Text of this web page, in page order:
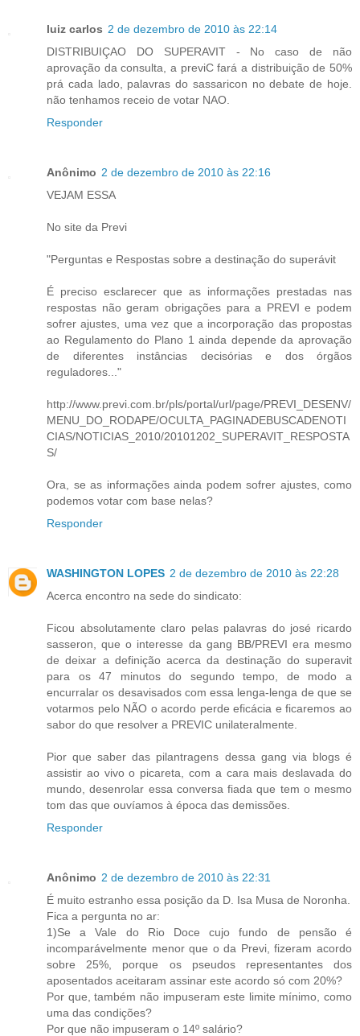
luiz carlos 2 de dezembro de 2010 às 22:14
DISTRIBUIÇAO DO SUPERAVIT - No caso de não
aprovação da consulta, a previC fará a distribuição de 50%
prá cada lado, palavras do sassaricon no debate de hoje.
não tenhamos receio de votar NAO.
Responder
Anônimo 2 de dezembro de 2010 às 22:16
VEJAM ESSA
No site da Previ
"Perguntas e Respostas sobre a destinação do superávit
É preciso esclarecer que as informações prestadas nas
respostas não geram obrigações para a PREVI e podem
sofrer ajustes, uma vez que a incorporação das propostas
ao Regulamento do Plano 1 ainda depende da aprovação
de diferentes instâncias decisórias e dos órgãos
reguladores..."
http://www.previ.com.br/pls/portal/url/page/PREVI_DESENV/
MENU_DO_RODAPE/OCULTA_PAGINADEBUSCADENOTI
CIAS/NOTICIAS_2010/20101202_SUPERAVIT_RESPOSTA
S/
Ora, se as informações ainda podem sofrer ajustes, como
podemos votar com base nelas?
Responder
WASHINGTON LOPES 2 de dezembro de 2010 às 22:28
Acerca encontro na sede do sindicato:
Ficou absolutamente claro pelas palavras do josé ricardo
sasseron, que o interesse da gang BB/PREVI era mesmo
de deixar a definição acerca da destinação do superavit
para os 47 minutos do segundo tempo, de modo a
encurralar os desavisados com essa lenga-lenga de que se
votarmos pelo NÃO o acordo perde eficácia e ficaremos ao
sabor do que resolver a PREVIC unilateralmente.
Pior que saber das pilantragens dessa gang via blogs é
assistir ao vivo o picareta, com a cara mais deslavada do
mundo, desenrolar essa conversa fiada que tem o mesmo
tom das que ouvíamos à época das demissões.
Responder
Anônimo 2 de dezembro de 2010 às 22:31
É muito estranho essa posição da D. Isa Musa de Noronha.
Fica a pergunta no ar:
1)Se a Vale do Rio Doce cujo fundo de pensão é
incomparávelmente menor que o da Previ, fizeram acordo
sobre 25%, porque os pseudos representantes dos
aposentados aceitaram assinar este acordo só com 20%?
Por que, também não impuseram este limite mínimo, como
uma das condições?
Por que não impuseram o 14º salário?